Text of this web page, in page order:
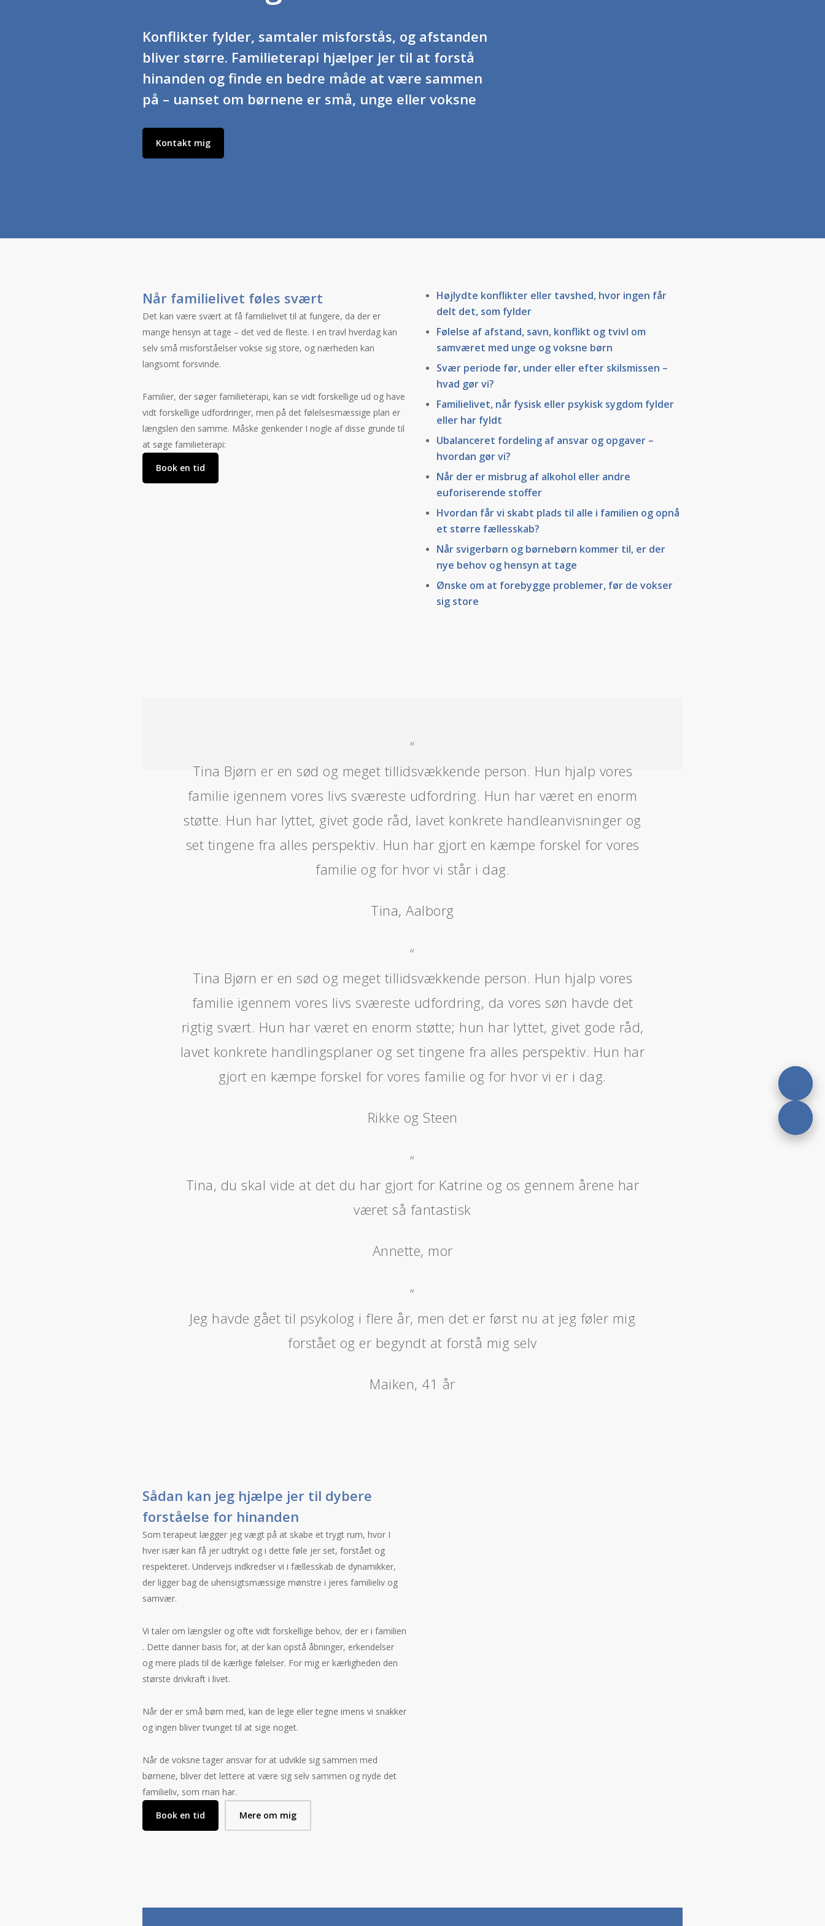
Konflikter fylder, samtaler misforstås, og afstanden
bliver større. Familieterapi hjælper jer til at forstå
hinanden og finde en bedre måde at være sammen
på – uanset om børnene er små, unge eller voksne
Kontakt mig
Når familielivet føles svært
Det kan være svært at få familielivet til at fungere, da der er
mange hensyn at tage – det ved de fleste. I en travl hverdag kan
selv små misforståelser vokse sig store, og nærheden kan
langsomt forsvinde.
Familier, der søger familieterapi, kan se vidt forskellige ud og have
vidt forskellige udfordringer, men på det følelsesmæssige plan er
længslen den samme. Måske genkender I nogle af disse grunde til
at søge familieterapi:
Book en tid
Højlydte konflikter eller tavshed, hvor ingen får
delt det, som fylder
Følelse af afstand, savn, konflikt og tvivl om
samværet med unge og voksne børn
Svær periode før, under eller efter skilsmissen –
hvad gør vi?
Familielivet, når fysisk eller psykisk sygdom fylder
eller har fyldt
Ubalanceret fordeling af ansvar og opgaver –
hvordan gør vi?
Når der er misbrug af alkohol eller andre
euforiserende stoffer
Hvordan får vi skabt plads til alle i familien og opnå
et større fællesskab?
Når svigerbørn og børnebørn kommer til, er der
nye behov og hensyn at tage
Ønske om at forebygge problemer, før de vokser
sig store
“
Tina Bjørn er en sød og meget tillidsvækkende person. Hun hjalp vores
familie igennem vores livs sværeste udfordring. Hun har været en enorm
støtte. Hun har lyttet, givet gode råd, lavet konkrete handleanvisninger og
set tingene fra alles perspektiv. Hun har gjort en kæmpe forskel for vores
familie og for hvor vi står i dag.
Tina, Aalborg
“
Tina Bjørn er en sød og meget tillidsvækkende person. Hun hjalp vores
familie igennem vores livs sværeste udfordring, da vores søn havde det
rigtig svært. Hun har været en enorm støtte; hun har lyttet, givet gode råd,
lavet konkrete handlingsplaner og set tingene fra alles perspektiv. Hun har
gjort en kæmpe forskel for vores familie og for hvor vi er i dag.
Rikke og Steen
“
Tina, du skal vide at det du har gjort for Katrine og os gennem årene har
været så fantastisk
Annette, mor
“
Jeg havde gået til psykolog i flere år, men det er først nu at jeg føler mig
forstået og er begyndt at forstå mig selv
Maiken, 41 år
Sådan kan jeg hjælpe jer til dybere
forståelse for hinanden
Som terapeut lægger jeg vægt på at skabe et trygt rum, hvor I
hver især kan få jer udtrykt og i dette føle jer set, forstået og
respekteret. Undervejs indkredser vi i fællesskab de dynamikker,
der ligger bag de uhensigtsmæssige mønstre i jeres familieliv og
samvær.
Vi taler om længsler og ofte vidt forskellige behov, der er i familien
. Dette danner basis for, at der kan opstå åbninger, erkendelser
og mere plads til de kærlige følelser. For mig er kærligheden den
største drivkraft i livet.
Når der er små børn med, kan de lege eller tegne imens vi snakker
og ingen bliver tvunget til at sige noget.
Når de voksne tager ansvar for at udvikle sig sammen med
børnene, bliver det lettere at være sig selv sammen og nyde det
familieliv, som man har.
Book en tid
Mere om mig